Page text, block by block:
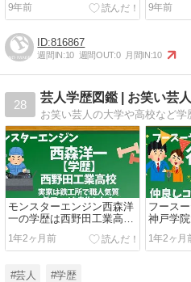
9年前
9年前
816867
週間IN:10 週間OUT:0 月間IN:10
28
お笑い芸人の大学や高校など学
モンスターエンジン西森洋
一の学歴は西野田工業高校
卒！3倍のスキルがある高
校生だった？
1年2ヶ月前
フース
神戸学
に相方
1年2ヶ月
#芸人 #学歴